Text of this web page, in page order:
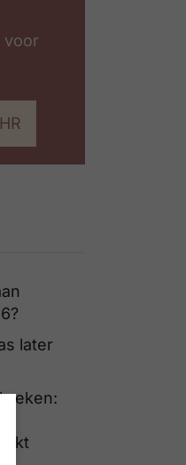
voor
later